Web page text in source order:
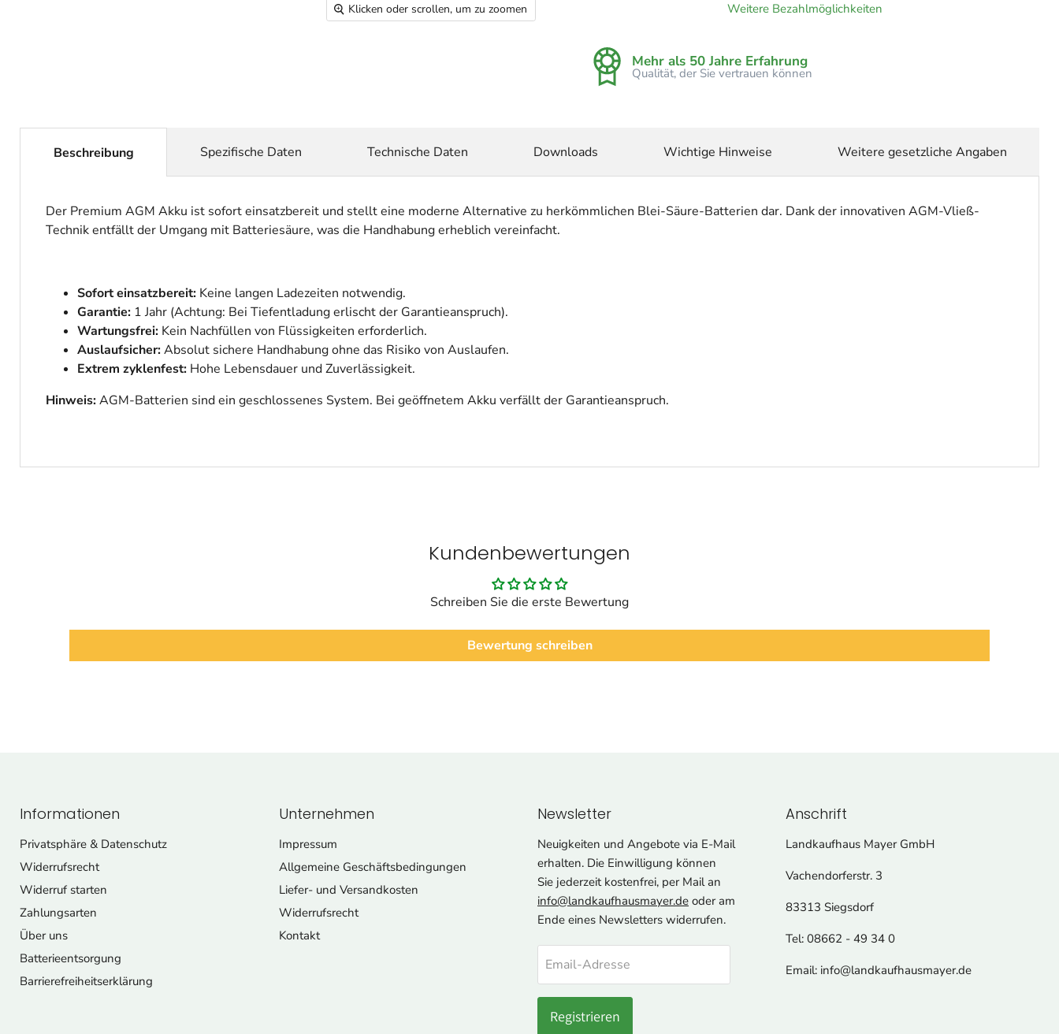
Klicken oder scrollen, um zu zoomen Weitere Bezahlmöglichkeiten
Mehr als 50 Jahre Erfahrung
Qualität, der Sie vertrauen können
Beschreibung
Der Premium AGM Akku ist sofort einsatzbereit und stellt eine moderne Alternative zu herkömmlichen Blei-Säure-Batterien dar. Dank der innovativen AGM-Vließ-
Technik entfällt der Umgang mit Batteriesäure, was die Handhabung erheblich vereinfacht.
Sofort einsatzbereit: Keine langen Ladezeiten notwendig.
Garantie: 1 Jahr (Achtung: Bei Tiefentladung erlischt der Garantieanspruch).
Wartungsfrei: Kein Nachfüllen von Flüssigkeiten erforderlich.
Auslaufsicher:Absolut sichere Handhabung ohne das Risiko von Auslaufen.
Extrem zyklenfest: Hohe Lebensdauer und Zuverlässigkeit.
Hinweis:AGM-Batterien sind ein geschlossenes System. Bei geöffnetem Akku verfällt der Garantieanspruch.
Spezifische Daten Technische Daten Downloads Wichtige Hinweise Weitere gesetzliche Angaben
Kundenbewertungen
Schreiben Sie die erste Bewertung
Bewertung schreiben
Informationen
Privatsphäre & Datenschutz
Widerrufsrecht
Widerruf starten
Zahlungsarten
Über uns
Batterieentsorgung
Barrierefreiheitserklärung
Unternehmen
Impressum
Allgemeine Geschäftsbedingungen
Liefer- und Versandkosten
Widerrufsrecht
Kontakt
Newsletter
Neuigkeiten und Angebote via E-Mail
erhalten. Die Einwilligung können
Sie jederzeit kostenfrei, per Mail an
info@landkaufhausmayer.de oder am
Ende eines Newsletters widerrufen.
Email-Adresse
Registrieren
Anschrift
Landkaufhaus Mayer GmbH
Vachendorferstr. 3
83313 Siegsdorf
Tel: 08662 - 49 34 0
Email: info@landkaufhausmayer.de